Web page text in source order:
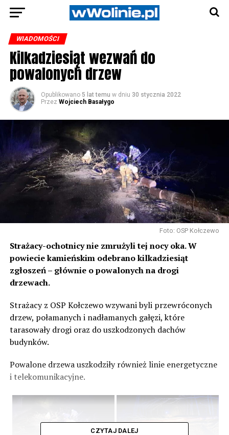
WIADOMOŚCI
Kilkadziesiąt wezwań do
powalonych drzew
Opublikowano 5 lat temu w dniu 30 stycznia 2022
Przez Wojciech Basałygo
Foto: OSP Kołczewo
Strażacy-ochotnicy nie zmrużyli tej nocy oka. W
powiecie kamieńskim odebrano kilkadziesiąt
zgłoszeń – głównie o powalonych na drogi
drzewach.
Strażacy z OSP Kołczewo wzywani byli przewróconych
drzew, połamanych i nadłamanych gałęzi, które
tarasowały drogi oraz do uszkodzonych dachów
budynków.
Powalone drzewa uszkodziły również linie energetyczne
i telekomunikacyjne.
CZYTAJ DALEJ